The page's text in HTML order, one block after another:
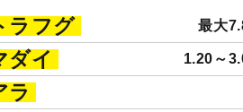
ラフグ 最大
ダイ 1.20～
ラ